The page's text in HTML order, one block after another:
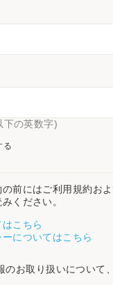
下の英数字)
る
前にはご利用規約お
ください。
こちら
についてはこちら
のお取り扱いについて